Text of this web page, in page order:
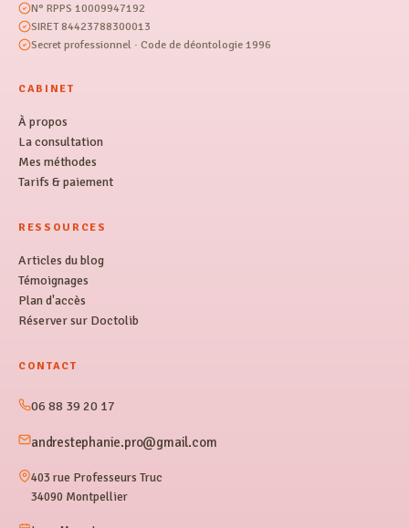
N° RPPS 10009947192
SIRET 84423788300013
Secret professionnel · Code de déontologie 1996
CABINET
À propos
La consultation
Mes méthodes
Tarifs & paiement
RESSOURCES
Articles du blog
Témoignages
Plan d'accès
Réserver sur Doctolib
CONTACT
06 88 39 20 17
andrestephanie.pro@gmail.com
403 rue Professeurs Truc
34090 Montpellier